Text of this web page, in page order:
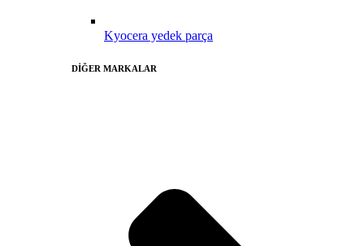
Kyocera yedek parça
DİĞER MARKALAR